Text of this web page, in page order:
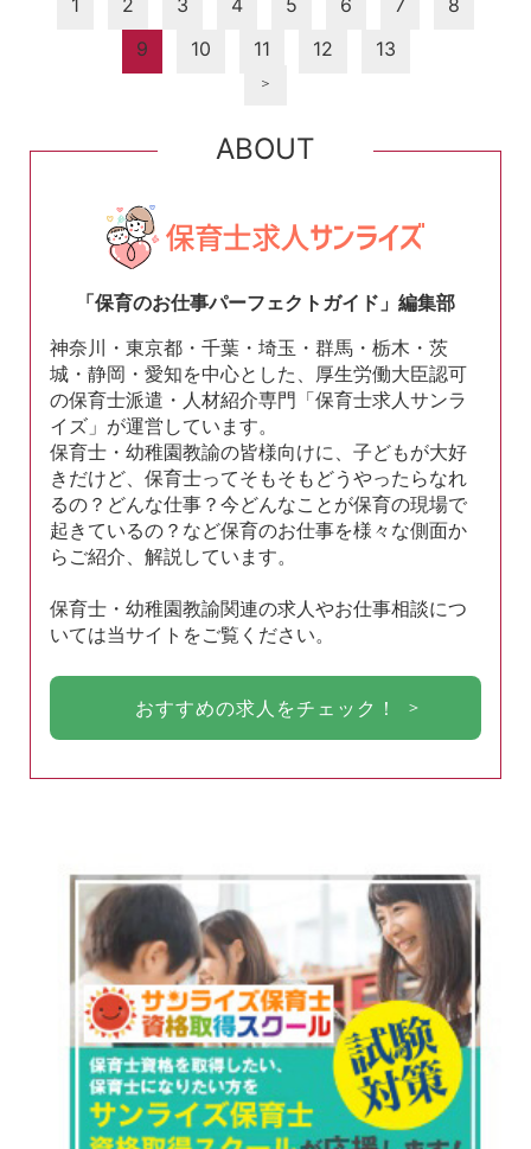
1 2 3 4 5 6 7
8
9
10 11 12 13
＞
ABOUT
「保育のお仕事パーフェクトガイド」編集部
神奈川・東京都・千葉・埼玉・群馬・栃木・茨
城・静岡・愛知を中心とした、厚生労働大臣認可
の保育士派遣・人材紹介専門「保育士求人サンラ
イズ」が運営しています。
保育士・幼稚園教諭の皆様向けに、子どもが大好
きだけど、保育士ってそもそもどうやったらなれ
るの？どんな仕事？今どんなことが保育の現場で
起きているの？など保育のお仕事を様々な側面か
らご紹介、解説しています。
保育士・幼稚園教諭関連の求人やお仕事相談につ
いては当サイトをご覧ください。
おすすめの求人をチェック！